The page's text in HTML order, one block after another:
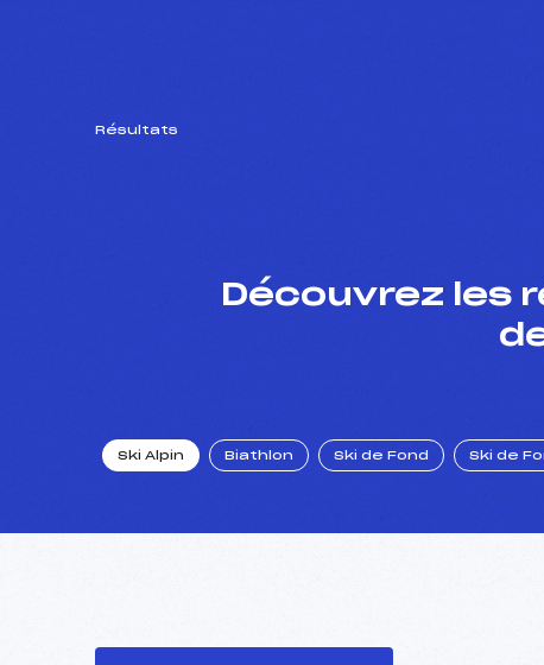
Résultats
Découvrez les
Ski Alpin Biathlon Ski de Fond Ski de